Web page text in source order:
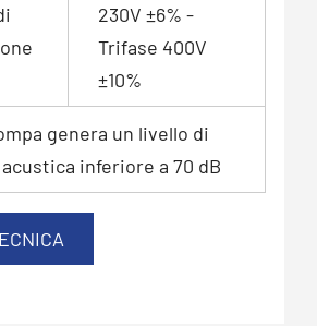
230V ±6% -
Trifase 400V
±10%
genera un livello di
inferiore a 70 dB